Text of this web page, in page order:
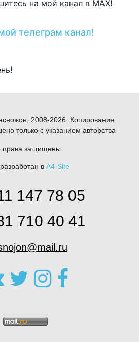
на мой канал в MAX!
телеграм канал!
2008-2026. Копирование
только с указанием авторства
права защищены.
в A4-Site
147 78 05
710 40 41